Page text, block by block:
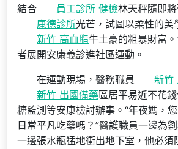
結合
員工診所 健檢林天秤隨即
康德診所光芒，試圖以柔性的美
新竹 高血脂牛土豪的粗暴財富
者展開安康義診進社區運動。
在運動現場，醫務職員 新竹
新竹 出國備藥區居平易近不花
糖監測等安康檢討辦事。“年夜媽，
日常平凡吃藥嗎？”醫護職員一邊為
一邊張水瓶猛地衝出地下室，他必須